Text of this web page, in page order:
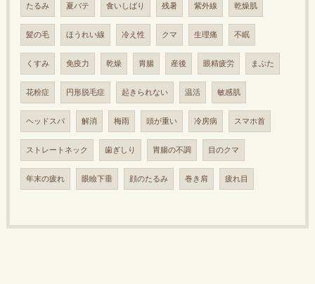
たるみ 夏バテ 食いしばり 残暑 紫外線 乾燥肌
髪の毛 ほうれい線 冷え性 クマ 生理痛 不眠
くすみ 免疫力 乾燥 胃腸 産後 眼精疲労 まぶた
花粉症 円形脱毛症 起きられない 温活 敏感肌
ヘッドスパ 解消 梅雨 頭が重い 冷房病 スマホ首
ストレートネック 歯ぎしり 胃腸の不調 目のクマ
年末の疲れ 眼瞼下垂 顔のたるみ 巻き肩 疲れ目